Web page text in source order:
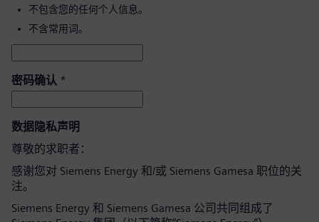
不包含您的任何个人信息。
不含常用词。
密码确认 *
数据隐私声明
尊敬的求职者：
感谢您对 Siemens Energy 和/或 Siemens Gamesa 职位的关
注。
Siemens Energy 和 Siemens Gamesa 公司共同组成了